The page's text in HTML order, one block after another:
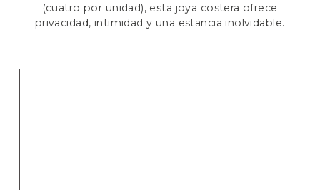
(cuatro por unidad), esta joya costera ofrece
privacidad, intimidad y una estancia inolvidable.